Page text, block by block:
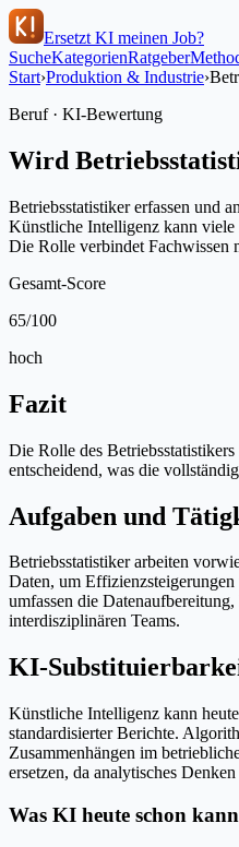
Ersetzt KI meinen Job?
SucheKategorienRatgeber
Start›Produktion & Industrie›
Beruf · KI-Bewertung
Wird
Betriebsstatistiker erfassen und
Künstliche Intelligenz kann viele
Die Rolle verbindet Fachwissen
Gesamt-Score
65/100
hoch
Fazit
Die Rolle des
entscheidend, was die
Aufgaben und
Betriebsstatistiker arbeiten
Daten, um
umfassen die
interdisziplinären Teams.
KI-
Künstliche Intelligenz kann
standardisierter Berichte.
Zusammenhängen im
ersetzen, da analytisches
Was KI heute schon kann